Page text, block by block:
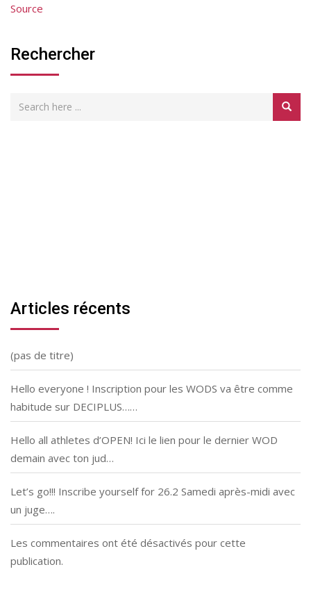
Source
Rechercher
Articles récents
(pas de titre)
Hello everyone ! Inscription pour les WODS va être comme
habitude sur DECIPLUS……
Hello all athletes d’OPEN! Ici le lien pour le dernier WOD
demain avec ton jud…
Let’s go!!! Inscribe yourself for 26.2 Samedi après-midi avec
un juge….
Les commentaires ont été désactivés pour cette
publication.